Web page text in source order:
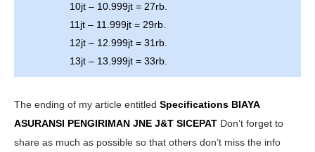
10jt – 10.999jt = 27rb.
11jt – 11.999jt = 29rb.
12jt – 12.999jt = 31rb.
13jt – 13.999jt = 33rb.
The ending of my article entitled Specifications BIAYA
ASURANSI PENGIRIMAN JNE J&T SICEPAT Don’t forget to
share as much as possible so that others don’t miss the info